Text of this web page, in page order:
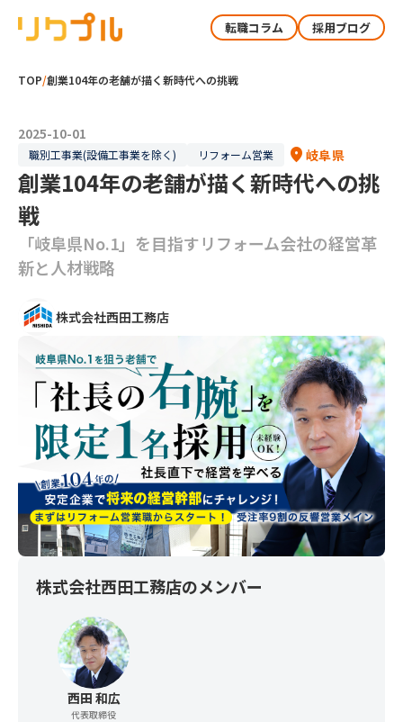
転職コラム 採用ブログ
TOP/創業104年の老舗が描く新時代への挑戦
職別工事業(設備工事業を除く) リフォーム営業 location_on 岐阜県
2025-10-01
創業104年の老舗が描く新時代への挑
戦
「岐阜県No.1」を目指すリフォーム会社の経営革
新と人材戦略
株式会社西田工務店
株式会社西田工務店のメンバー
西田 和広
代表取締役